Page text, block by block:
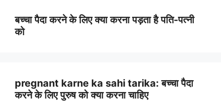
बच्चा पैदा करने के लिए क्या करना पड़ता है पति-पत्नी
को
pregnant karne ka sahi tarika: बच्चा पैदा
करने के लिए पुरुष को क्या करना चाहिए